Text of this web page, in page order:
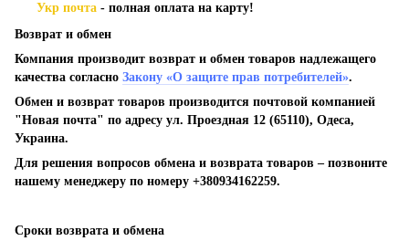
Укр почта - полная оплата на карту!
Возврат и обмен
Компания производит возврат и обмен товаров надлежащего
качества согласно Закону «О защите прав потребителей».
Обмен и возврат товаров производится почтовой компанией
"Новая почта" по адресу ул. Проездная 12 (65110), Одеса,
Украина.
Для решения вопросов обмена и возврата товаров – позвоните
нашему менеджеру по номеру +380934162259.
Сроки возврата и обмена